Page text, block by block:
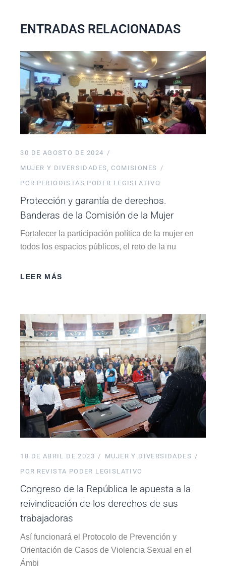
ENTRADAS RELACIONADAS
30 DE AGOSTO DE 2024
MUJER Y DIVERSIDADES
COMISIONES
POR PERIODISTAS PODER LEGISLATIVO
Protección y garantía de derechos.
Banderas de la Comisión de la Mujer
Fortalecer la participación política de la mujer en
todos los espacios públicos, el reto de la nu
LEER MÁS
18 DE ABRIL DE 2023
MUJER Y DIVERSIDADES
POR REVISTA PODER LEGISLATIVO
Congreso de la República le apuesta a la
reivindicación de los derechos de sus
trabajadoras
Así funcionará el Protocolo de Prevención y
Orientación de Casos de Violencia Sexual en el
Ámbi